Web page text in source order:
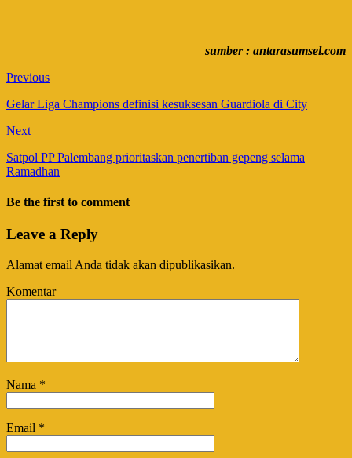
sumber : antarasumsel.com
Previous
Gelar Liga Champions definisi kesuksesan Guardiola di City
Next
Satpol PP Palembang prioritaskan penertiban gepeng selama
Ramadhan
Be the first to comment
Leave a Reply
Alamat email Anda tidak akan dipublikasikan.
Komentar
Nama *
Email *